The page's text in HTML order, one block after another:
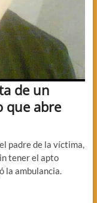
de un
que abre
padre de la víctima,
tener el apto
la ambulancia.